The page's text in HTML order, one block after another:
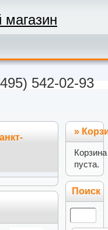
542-02-93
»
Корзина
пуста.
Поиск